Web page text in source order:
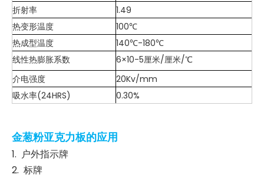
折射率
1.49
热变形温度
100℃
热成型温度
140℃-180℃
线性热膨胀系数
6×10-5厘米/厘米/℃
介电强度
20Kv/mm
吸水率(24HRS)
0.30%
金葱粉亚克力板的应用
1. 户外指示牌
2. 标牌